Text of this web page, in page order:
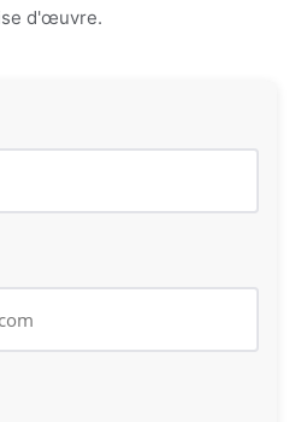
d'œuvre.